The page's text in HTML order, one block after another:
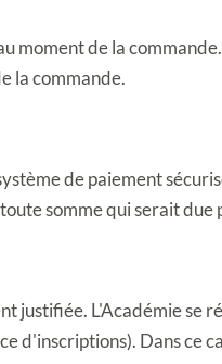
moment de la
la commande.
de paiement
somme qui serait due
justifiée. L'Académie se
d'inscriptions). Dans ce